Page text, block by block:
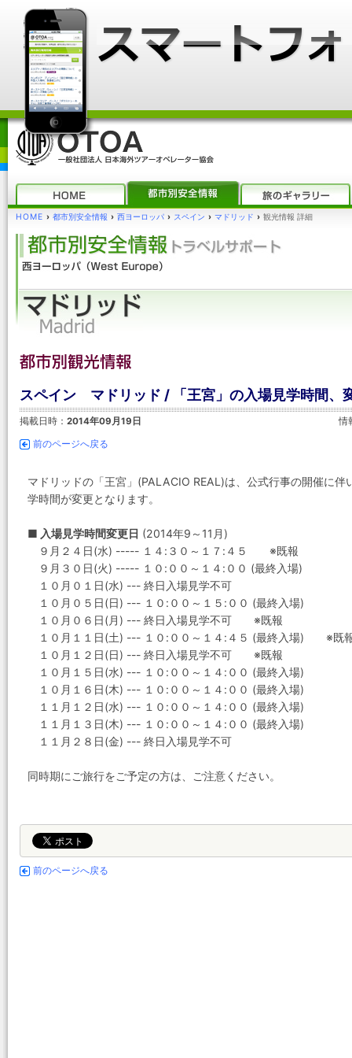
HOME › 都市別安全情報 › 西ヨーロッパ › スペイン › マドリッド › 観光情報 詳細
スペイン マドリッド / 「王宮」の入場見学時間、
掲載日時： 2014年09月19日 情
前のページへ戻る
マドリッドの「王宮」(PALACIO REAL)は、公式行事の開催に
学時間が変更となります。
■ 入場見学時間変更日 (2014年9～11月)
９月２４日(水) ----- １４:３０～１７:４５ ※既報
９月３０日(火) ----- １０:００～１４:００ (最終入場)
１０月０１日(水) --- 終日入場見学不可
１０月０５日(日) --- １０:００～１５:００ (最終入場)
１０月０６日(月) --- 終日入場見学不可 ※既報
１０月１１日(土) --- １０:００～１４:４５ (最終入場) ※既
１０月１２日(日) --- 終日入場見学不可 ※既報
１０月１５日(水) --- １０:００～１４:００ (最終入場)
１０月１６日(木) --- １０:００～１４:００ (最終入場)
１１月１２日(水) --- １０:００～１４:００ (最終入場)
１１月１３日(木) --- １０:００～１４:００ (最終入場)
１１月２８日(金) --- 終日入場見学不可
同時期にご旅行をご予定の方は、ご注意ください。
前のページへ戻る